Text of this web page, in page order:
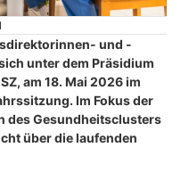
und -
unter dem Präsidium
am 18. Mai 2026 im
Im Fokus der
des Gesundheitsclusters
über die laufenden